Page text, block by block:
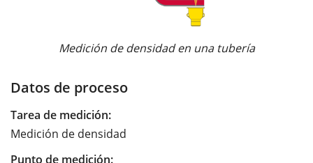
Medición de densidad en una tubería
Datos de proceso
Tarea de medición:
Medición de densidad
Punto de medición: